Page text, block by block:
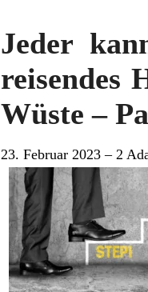
Jeder
reisendes
Wüste –
23. Februar 2023 – 2